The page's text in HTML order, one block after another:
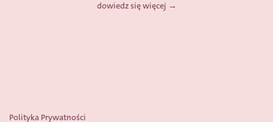
dowiedz się więcej
Polityka Prywatności